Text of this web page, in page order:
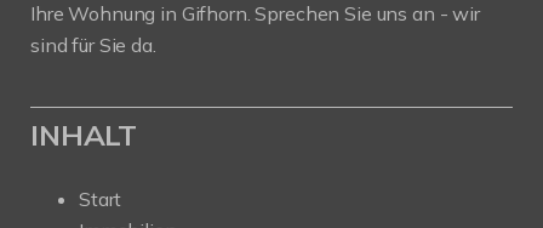
Ihre Wohnung in Gifhorn. Sprechen Sie uns an - wir
sind für Sie da.
INHALT
Start